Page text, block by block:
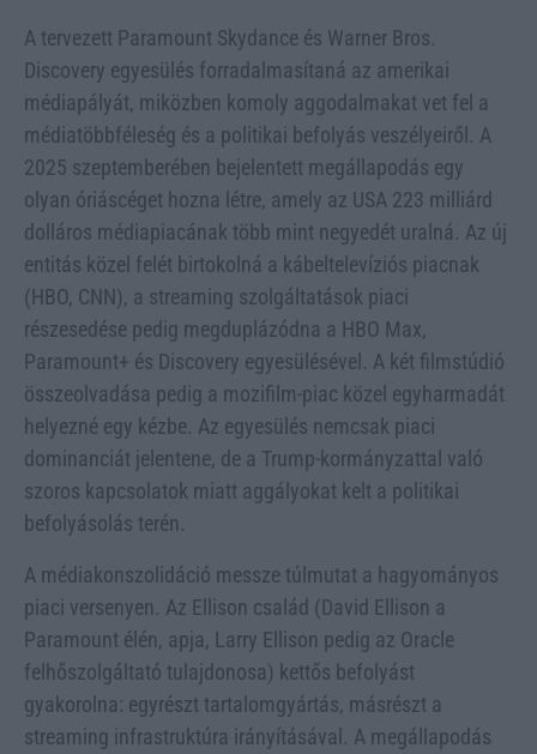
A tervezett Paramount Skydance és Warner Bros.
Discovery egyesülés forradalmasítaná az amerikai
médiapályát, miközben komoly aggodalmakat vet fel a
médiatöbbféleség és a politikai befolyás veszélyeiről. A
2025 szeptemberében bejelentett megállapodás egy
olyan óriáscéget hozna létre, amely az USA 223 milliárd
dolláros médiapiacának több mint negyedét uralná. Az új
entitás közel felét birtokolná a kábeltelevíziós piacnak
(HBO, CNN), a streaming szolgáltatások piaci
részesedése pedig megduplázódna a HBO Max,
Paramount+ és Discovery egyesülésével. A két filmstúdió
összeolvadása pedig a mozifilm-piac közel egyharmadát
helyezné egy kézbe. Az egyesülés nemcsak piaci
dominanciát jelentene, de a Trump-kormányzattal való
szoros kapcsolatok miatt aggályokat kelt a politikai
befolyásolás terén.
A médiakonszolidáció messze túlmutat a hagyományos
piaci versenyen. Az Ellison család (David Ellison a
Paramount élén, apja, Larry Ellison pedig az Oracle
felhőszolgáltató tulajdonosa) kettős befolyást
gyakorolna: egyrészt tartalomgyártás, másrészt a
streaming infrastruktúra irányításával. A megállapodás